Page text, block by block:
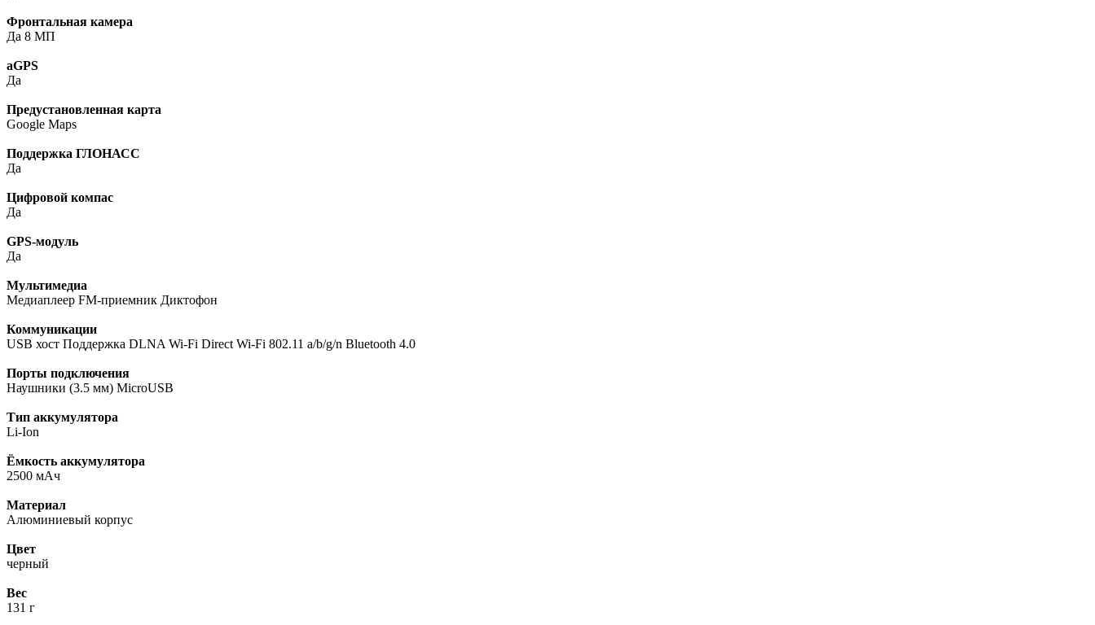
Фронтальная камера
Да 8 МП
aGPS
Да
Предустановленная карта
Google Maps
Поддержка ГЛОНАСС
Да
Цифровой компас
Да
GPS-модуль
Да
Мультимедиа
Медиаплеер FM-приемник Диктофон
Коммуникации
USB хост Поддержка DLNA Wi-Fi Direct Wi-Fi 802.11 a/b/g/n Bluetooth 4.0
Порты подключения
Наушники (3.5 мм) MicroUSB
Тип аккумулятора
Li-Ion
Ёмкость аккумулятора
2500 мАч
Материал
Алюминиевый корпус
Цвет
черный
Вес
131 г